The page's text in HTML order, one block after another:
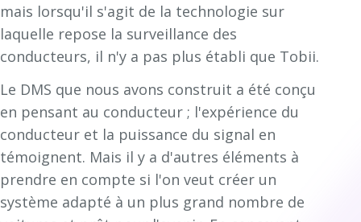
mais lorsqu'il s'agit de la technologie sur
laquelle repose la surveillance des
conducteurs, il n'y a pas plus établi que Tobii.
Le DMS que nous avons construit a été conçu
en pensant au conducteur ; l'expérience du
conducteur et la puissance du signal en
témoignent. Mais il y a d'autres éléments à
prendre en compte si l'on veut créer un
système adapté à un plus grand nombre de